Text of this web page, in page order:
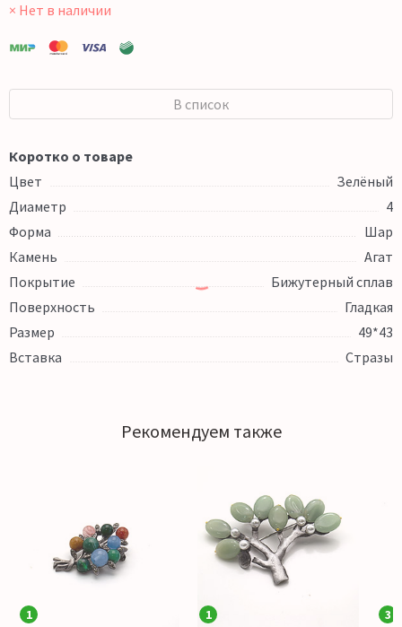
× Нет в наличии
В список
Коротко о товаре
Цвет
Зелёный
Диаметр
4
Форма
Шар
Камень
Агат
Покрытие
Бижутерный сплав
Поверхность
Гладкая
Размер
49*43
Вставка
Стразы
Рекомендуем также
1 1 3